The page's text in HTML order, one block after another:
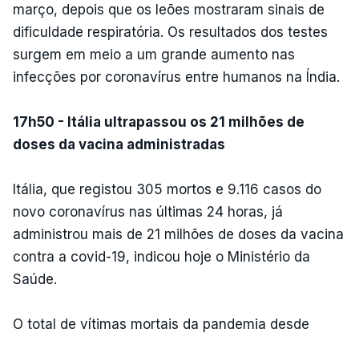
março, depois que os leões mostraram sinais de
dificuldade respiratória. Os resultados dos testes
surgem em meio a um grande aumento nas
infecções por coronavírus entre humanos na Índia.
17h50 - Itália ultrapassou os 21 milhões de
doses da vacina administradas
Itália, que registou 305 mortos e 9.116 casos do
novo coronavírus nas últimas 24 horas, já
administrou mais de 21 milhões de doses da vacina
contra a covid-19, indicou hoje o Ministério da
Saúde.
O total de vítimas mortais da pandemia desde